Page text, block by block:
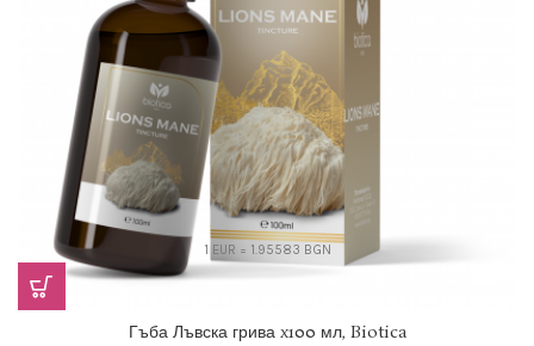
1 EUR = 1.95583 BGN
Гъба Лъвска грива x100 мл, Biotica